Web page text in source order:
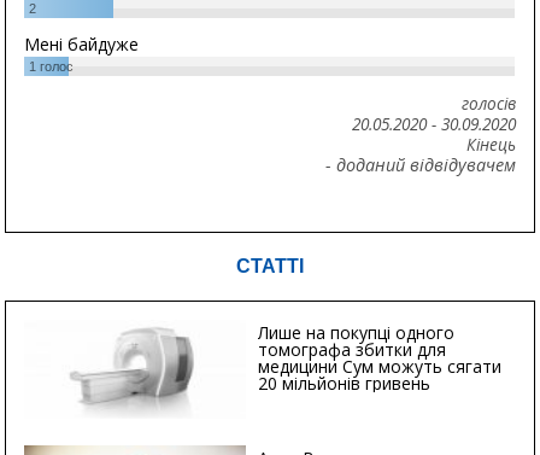
2
Мені байдуже
1 голос
голосів
20.05.2020- 30.09.2020
Кінець
- доданий відвідувачем
СТАТТІ
Лише на покупці одного
томографа збитки для
медицини Сум можуть сягати
20 мільйонів гривень